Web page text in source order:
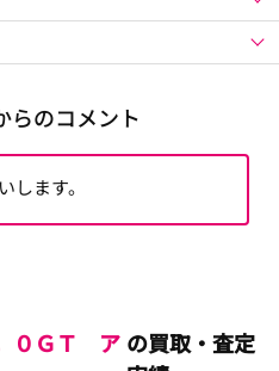
らのコメント
します。
０ＧＴ ア の買取・査定